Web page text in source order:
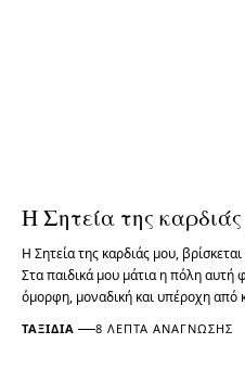
Η Σητεία της
Η Σητεία της καρδιάς μου,
Στα παιδικά μου μάτια η πόλη αυτή
όμορφη, μοναδική και υπέροχη
ΤΑΞΊΔΙΑ 8 ΛΕΠΤΆ ΑΝΆΓΝΩΣΗΣ